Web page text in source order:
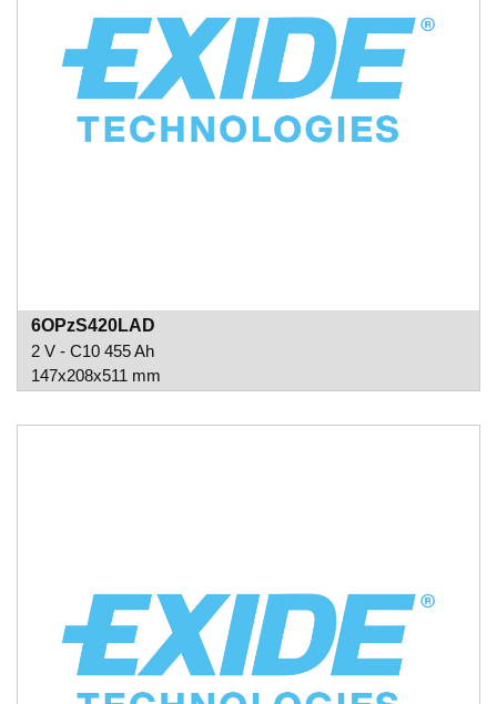
6OPzS420LAD
2 V - C10 455 Ah
147x208x511 mm